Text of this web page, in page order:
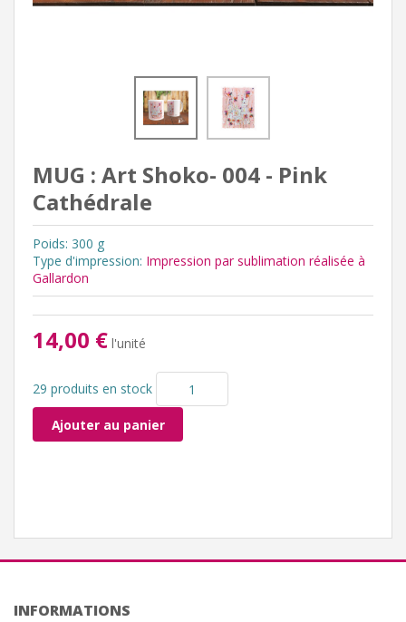
MUG : Art Shoko- 004 - Pink
Cathédrale
Poids: 300 g
Type d'impression: Impression par sublimation réalisée à
Gallardon
14,00 € l'unité
29 produits en stock
Ajouter au panier
INFORMATIONS